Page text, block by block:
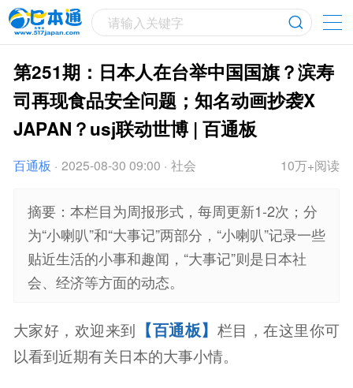
请输入关键字
第251期：日本人在台举中国国旗？滨寿
司再现食品安全问题；知名动画抄袭X
JAPAN？usj联动世博 | 百通板
百通板 · 2025-08-30 09:00 · 社会 10万+阅读
摘要：本栏目为周报形式，每周更新1-2次；分
为“小喇叭”和“大事记”两部分，“小喇叭”记录一些
贴近生活的小事和趣闻，“大事记”则是日本社
会、经济等方面的动态。
大家好，欢迎来到 【百通板】 栏目，在这里你可
以看到近期有关日本的大事小情。